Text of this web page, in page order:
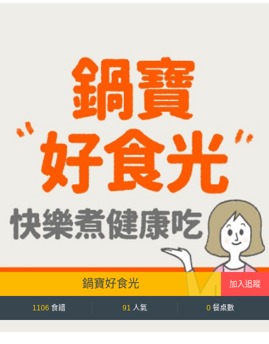
炎夏日一定要喝一杯！
鍋寶好食光
1106 食譜 91 人氣 0 餐桌數